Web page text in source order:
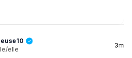
elle
3m